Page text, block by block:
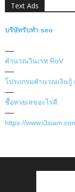
Text Ads
บริษัทรับทำ seo
—-
คำนวณวินเรท RoV
—-
โปรแกรมคำนวณเงินกู้
—-
ซื้อหวยเลขอะไรดี
—-
https://